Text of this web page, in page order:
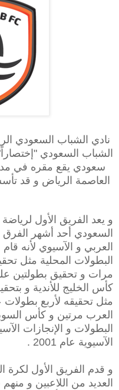
نادي الشباب السعودي
الشباب السعودي
سعودي يقع مقره في
العاصمة الرياض و قد
و يعد الفريق الأول
السعودي أحد أشهر
العربي و الآسيوي لأنه
مرات و تحقيق بطولتين
كأس الخليج للأندية و
مثل تحقيقه لأربع بطولات
العرب مرتين و كأس
البطولات و الإنجازات
الآسيوية عام 2001 .
و قدم الفريق الأول لكرة
العديد من اللاعبين و